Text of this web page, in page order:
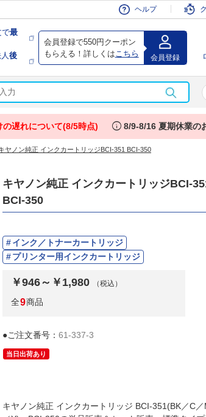
ヘルプ
で最
後
会員登録で550円クーポン
もらえる！詳しくは こちら 会員登録
会員登
遅れについて(8/5時点) info 8/9-8/16 夏期休業の
ヤノン純正 インクカートリッジBCI-351 BCI-350
キヤノン純正 インクカートリッジBCI-
BCI-350
インク／トナーカートリッジ
プリンター用インクカートリッジ
￥946～￥1,980 （税込）
全9商品
●ご注文番号： 61-337-3
当日出荷あり
キヤノン純正 インクカートリッジ BCI-351(BK／C／